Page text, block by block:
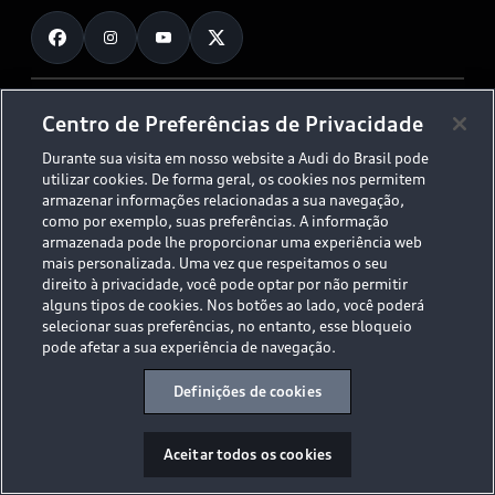
Planejamento de recarga
O Legado do S
Audi Driving Experience
ESG
Tecnologias Audi
Audi Collection
Fale Conosco
Trabalhe Conosco
© 2026 AUDI AG. All Rights Reserved.
Políticas de Privacidade
Código de Conduta
Aviso Legal
Proteção de Dados - LGPD
Sala de Imprensa
Desacelere. Seu bem maior é a vida.
Centro de Preferências de Privacidade
Durante sua visita em nosso website a Audi do Brasil pode
utilizar cookies. De forma geral, os cookies nos permitem
armazenar informações relacionadas a sua navegação,
como por exemplo, suas preferências. A informação
armazenada pode lhe proporcionar uma experiência web
mais personalizada. Uma vez que respeitamos o seu
direito à privacidade, você pode optar por não permitir
alguns tipos de cookies. Nos botões ao lado, você poderá
selecionar suas preferências, no entanto, esse bloqueio
pode afetar a sua experiência de navegação.
Definições de cookies
Aceitar todos os cookies